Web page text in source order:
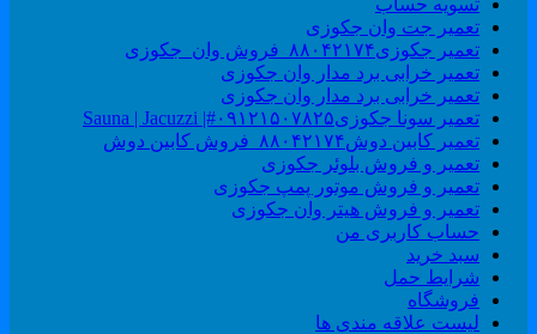
تسویه حساب
تعمیر جت وان جکوزی
تعمیر جکوزی۸۸۰۴۲۱۷۴_فروش وان_جکوزی
تعمیر خرابی برد مدار وان جکوزی
تعمیر خرابی برد مدار وان جکوزی
تعمیر سونا جکوزی۰۹۱۲۱۵۰۷۸۲۵#| Sauna | Jacuzzi
تعمیر کابین دوش۸۸۰۴۲۱۷۴_فروش کابین دوش
تعمیر و فروش بلوئر جکوزی
تعمیر و فروش موتور پمپ جکوزی
تعمیر و فروش هیتر وان جکوزی
حساب کاربری من
سبد خرید
شرایط حمل
فروشگاه
لیست علاقه مندی ها